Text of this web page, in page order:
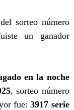
sorteo número
un ganador
en la noche
, sorteo número
fue:3917 serie